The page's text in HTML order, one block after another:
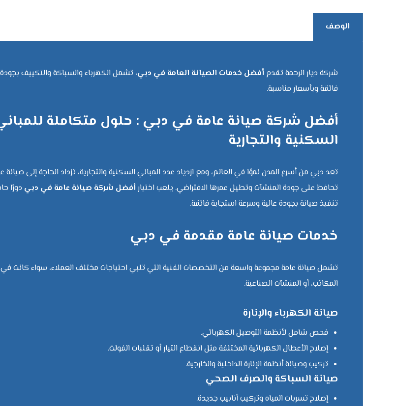
الوصف
شركة ديار الرحمة تقدمأفضل خدمات الصيانة العامة في دبي، تشمل الكهرباء والسباكة والتكييف بجودة
فائقة وبأسعار مناسبة.
أفضل شركة صيانة عامة في دبي : حلول متكاملة
السكنية والتجارية
تعد دبي من أسرع المدن نموًا في العالم، ومع ازدياد عدد المباني السكنية والتجارية، تزداد الحاجة إلى صيانة
تحافظ على جودة المنشآت وتطيل عمرها الافتراضي. يلعب اختيارأفضل شركة صيانة عامة في دبي دورًا
تنفيذ صيانة بجودة عالية وسرعة استجابة فائقة.
خدمات صيانة عامة مقدمة في دبي
تشمل صيانة عامة مجموعة واسعة من التخصصات الفنية التي تلبي احتياجات مختلف العملاء، سواء كانت
المكاتب، أو المنشآت الصناعية.
صيانة الكهرباء والإنارة
فحص شامل لأنظمة التوصيل الكهربائي.
إصلاح الأعطال الكهربائية المختلفة مثل انقطاع التيار أو تقلبات الفولت.
تركيب وصيانة أنظمة الإنارة الداخلية والخارجية.
صيانة السباكة والصرف الصحي
إصلاح تسربات المياه وتركيب أنابيب جديدة.